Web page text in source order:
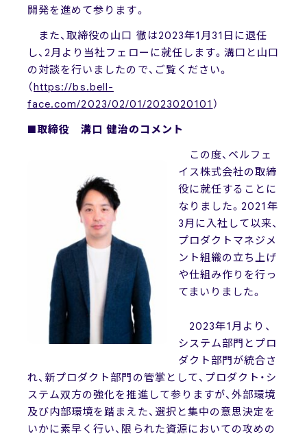
開発を進めて参ります。
また、取締役の山口 徹は2023年1月31日に退任
し、2月より当社フェローに就任します。溝口と山口
の対談を行いましたので、ご覧ください。
（https://bs.bell-
face.com/2023/02/01/2023020101 ）
■取締役 溝口 健治のコメント
この度、ベルフェ
イス株式会社の取締
役に就任することに
なりました。2021年
3月に入社して以来、
プロダクトマネジメ
ント組織の立ち上げ
や仕組み作りを行っ
てまいりました。
2023年1月より、
システム部門とプロ
ダクト部門が統合さ
れ、新プロダクト部門の管掌として、プロダクト・シ
ステム双方の強化を推進して参りますが、外部環境
及び内部環境を踏まえた、選択と集中の意思決定を
いかに素早く行い、限られた資源においての攻めの